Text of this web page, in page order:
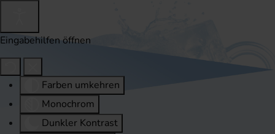
Eingabehilfen öffnen
Farben umkehren
Monochrom
Dunkler Kontrast